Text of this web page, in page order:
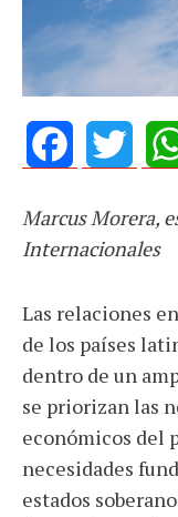
Marcus Morera,
Internacionales
Las relaciones
de los países
dentro de un
se priorizan las
económicos del
necesidades
estados